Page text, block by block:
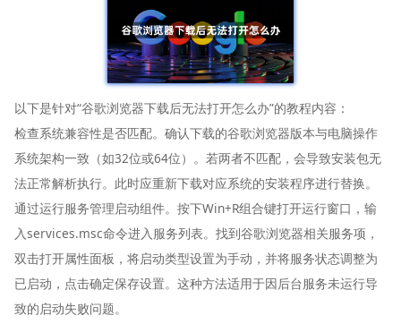
以下是针对“谷歌浏览器下载后无法打开怎么办”的教程内容：
检查系统兼容性是否匹配。确认下载的谷歌浏览器版本与电脑操作
系统架构一致（如32位或64位）。若两者不匹配，会导致安装包无
法正常解析执行。此时应重新下载对应系统的安装程序进行替换。
通过运行服务管理启动组件。按下Win+R组合键打开运行窗口，输
入services.msc命令进入服务列表。找到谷歌浏览器相关服务项，
双击打开属性面板，将启动类型设置为手动，并将服务状态调整为
已启动，点击确定保存设置。这种方法适用于因后台服务未运行导
致的启动失败问题。